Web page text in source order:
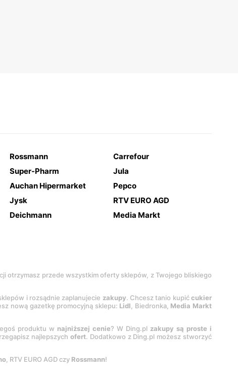
Rossmann
Carrefour
Super-Pharm
Jula
Auchan Hipermarket
Pepco
Jysk
RTV EURO AGD
Deichmann Media Markt
otrzymasz przede wszystkim oferty sklepów, z Twojego bliskiego
i rozsądnie zaplanujecie zakupy. Chcesz tanio kupićcukier
nową gazetkę promocyjną sklepu: Lidl, Biedronka, Media Markt
produktu w najniższej cenie? W Ding.pl zakupy są proste i
najlepszychofert. Dodatkowo z Ding.pl możesz stworzyć
, RTV EURO AGD czy Rossmann!